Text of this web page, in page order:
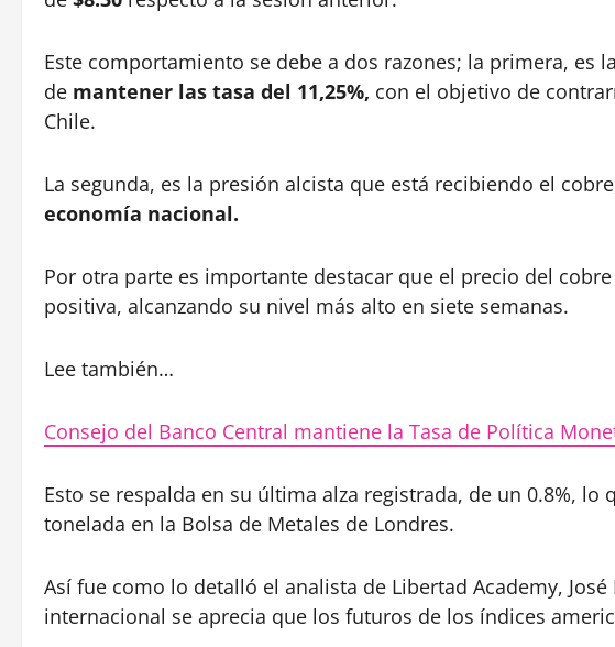
Este comportamiento se debe a dos razones; la primera, es
de mantener las tasa del 11,25%, con el objetivo de
Chile.
La segunda, es la presión alcista que está recibiendo el
economía nacional.
Por otra parte es importante destacar que el precio del
positiva, alcanzando su nivel más alto en siete semanas.
Lee también…
Consejo del Banco Central mantiene la Tasa de Política
Esto se respalda en su última alza registrada, de un 0.8%, lo
tonelada en la Bolsa de Metales de Londres.
Así fue como lo detalló el analista de Libertad Academy,
internacional se aprecia que los futuros de los índices